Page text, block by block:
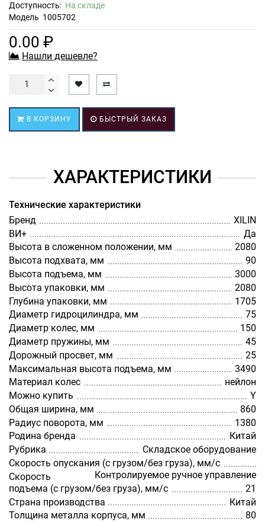
Доступность: На складе
Модель 1005702
0.00 ₽
Нашли дешевле?
В КОРЗИНУ БЫСТРЫЙ ЗАКАЗ
ХАРАКТЕРИСТИКИ
Технические характеристики
Бренд
XILIN
ВИ+
Да
Высота в сложенном положении, мм
2080
Высота подхвата, мм
90
Высота подъема, мм
3000
Высота упаковки, мм
2080
Глубина упаковки, мм
1705
Диаметр гидроцилиндра, мм
75
Диаметр колес, мм
150
Диаметр пружины, мм
45
Дорожный просвет, мм
25
Максимальная высота подъема, мм
3490
Материал колес
нейлон
Можно купить
Y
Общая ширина, мм
860
Радиус поворота, мм
1380
Родина бренда
Китай
Рубрика
Складское оборудование
Скорость опускания (с грузом/без груза), мм/с
Контролируемое ручное управление
Скорость
подъема (с грузом/без груза), мм/с
21
Страна производства
Китай
Толщина металла корпуса, мм
80